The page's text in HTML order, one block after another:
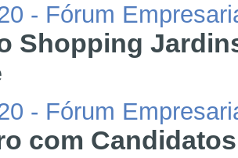
- Fórum
Shopping
- Fórum
com